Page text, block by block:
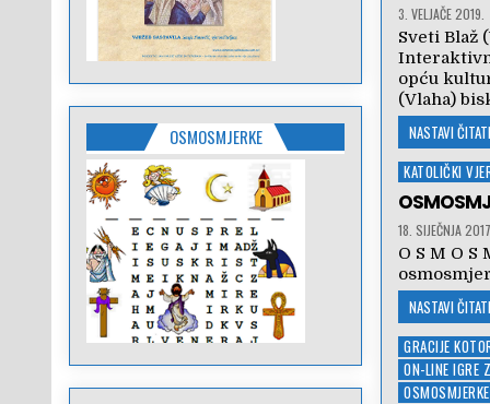
3. VELJAČE 2019.
Sveti Blaž
opću
(Vlaha)
NASTAVI
Posted
in
KATOLIČKI
18. SIJEČNJA 2017.
O S M O
NASTAVI
Posted
in
GRACIJE
ON-LINE IGRE
OSMOSMJERKE